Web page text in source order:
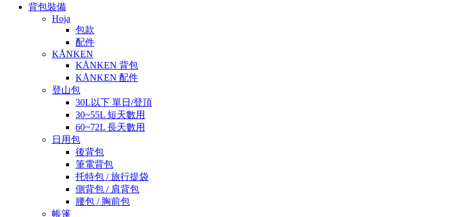
背包裝備
Hoja
包款
配件
KÅNKEN
KÅNKEN 背包
KÅNKEN 配件
登山包
30L以下 單日/登頂
30~55L 短天數用
60~72L 長天數用
日用包
後背包
筆電背包
托特包 / 旅行提袋
側背包 / 肩背包
腰包 / 胸前包
帳篷